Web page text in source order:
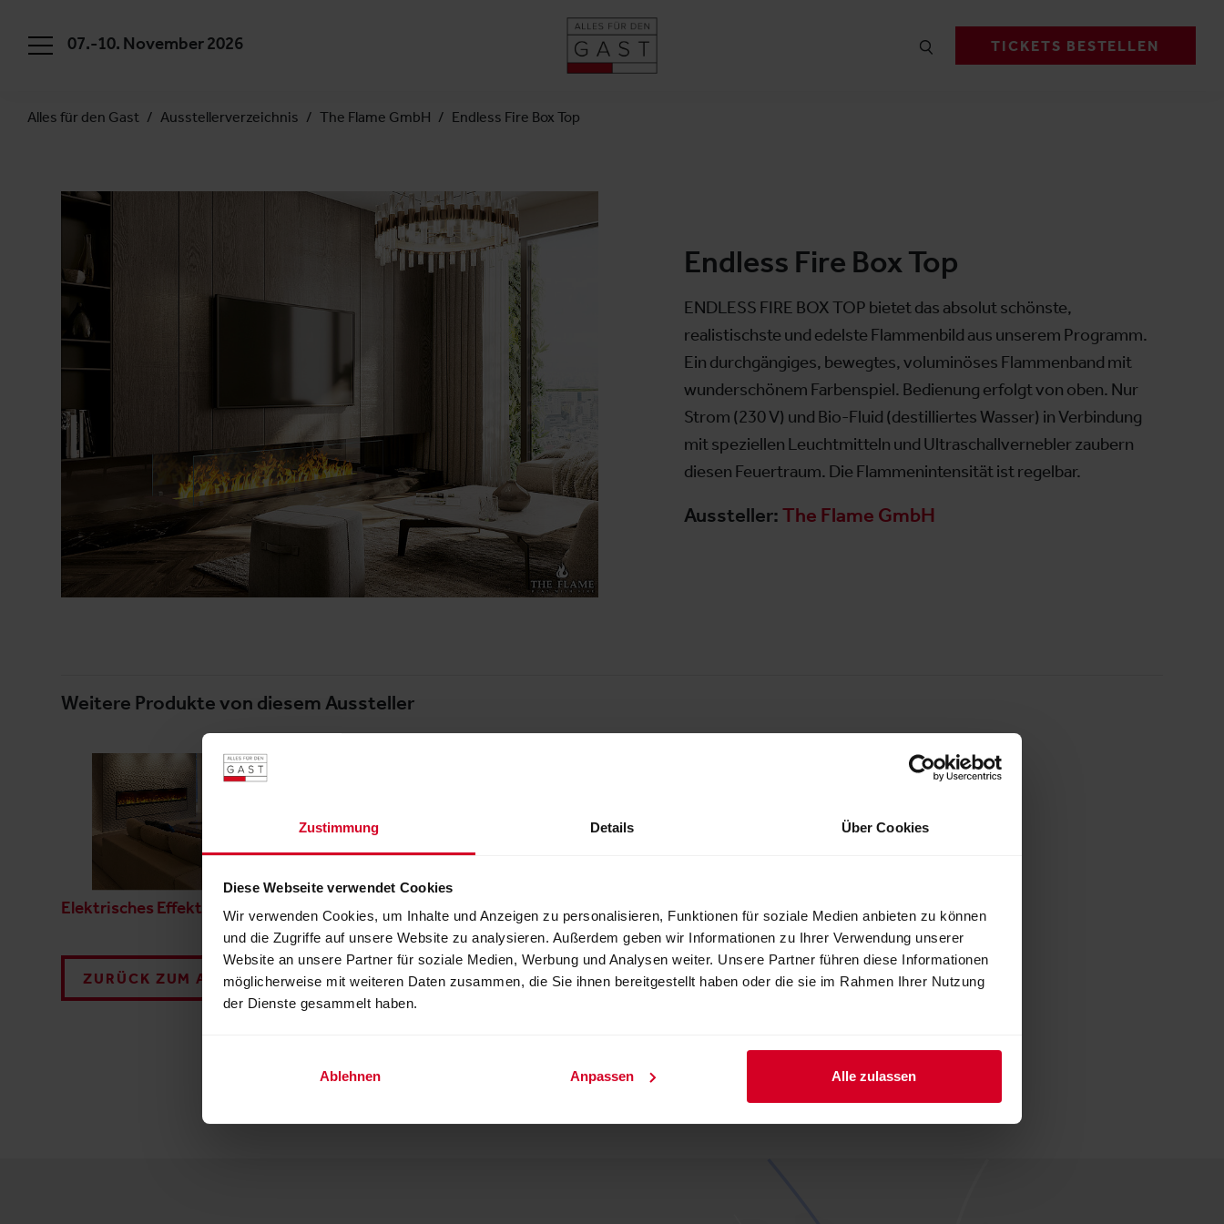
Zustimmung Details Über Cookies
Diese Webseite verwendet Cookies
Wir verwenden Cookies, um Inhalte und Anzeigen zu personalisieren, Funktionen für soziale Medien anbieten zu können
und die Zugriffe auf unsere Website zu analysieren. Außerdem geben wir Informationen zu Ihrer Verwendung unserer
Website an unsere Partner für soziale Medien, Werbung und Analysen weiter. Unsere Partner führen diese Informationen
möglicherweise mit weiteren Daten zusammen, die Sie ihnen bereitgestellt haben oder die sie im Rahmen Ihrer Nutzung
der Dienste gesammelt haben.
Ablehnen Anpassen Alle zulassen
07.-10. November 2026 TICKETS BESTELLEN
Alles für den Gast Ausstellerverzeichnis The Flame GmbH Endless Fire Box Top
Endless Fire Box Top
ENDLESS FIRE BOX TOP bietet das absolut schönste,
realistischste und edelste Flammenbild aus unserem Programm.
Ein durchgängiges, bewegtes, voluminöses Flammenband mit
wunderschönem Farbenspiel. Bedienung erfolgt von oben. Nur
Strom (230 V) und Bio-Fluid (destilliertes Wasser) in Verbindung
mit speziellen Leuchtmitteln und Ultraschallvernebler zaubern
diesen Feuertraum. Die Flammenintensität ist regelbar.
Aussteller:The Flame GmbH
Weitere Produkte von diesem Aussteller
Elektrisches Effektfeuer Endless The Flame - Outdoor
ZURÜCK ZUM AUSSTELLER